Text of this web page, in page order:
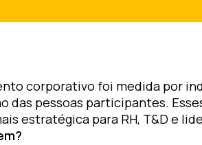
corporativo foi medida por
das pessoas participantes.
estratégica para RH, T&D e